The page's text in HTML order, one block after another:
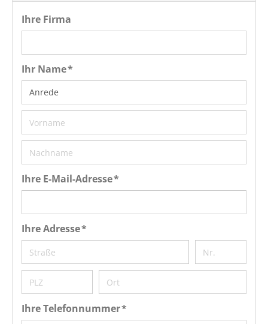
Ihre Firma
Ihr Name *
Ihre E-Mail-Adresse *
Ihre Adresse *
Ihre Telefonnummer *